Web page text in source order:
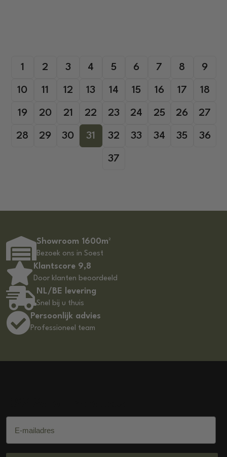
1 2 3 4 5 6 7 8 9
10 11 12 13 14 15 16 17 18
19 20 21 22 23 24 25 26 27
28 29 30 31 32 33 34 35 36
37
Showroom 1600m²
Bezoek ons in Soest
Klantscore 9,8
Door klanten beoordeeld
NL/BE levering
Snel bij u thuis
Persoonlijk advies
Professioneel team
E-mailadres